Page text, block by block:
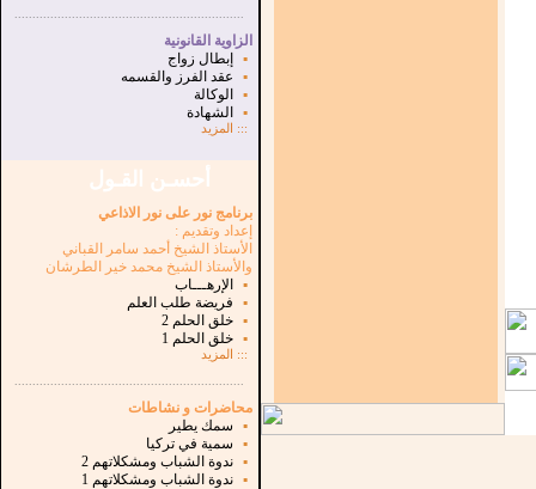
الزاوية القانونية
▪
إبطال زواج
▪
عقد الفرز والقسمه
▪
الوكالة
▪
الشهادة
::: المزيد
أحسـن القـول
برنامج نور على نور الاذاعي
إعداد وتقديم :
الأستاذ الشيخ أحمد سامر القباني
والأستاذ الشيخ محمد خير الطرشان
▪
الإرهـــاب
▪
فريضة طلب العلم
▪
خلق الحلم 2
▪
خلق الحلم 1
:::
المزيد
محاضرات و نشاطات
▪
سمك يطير
▪
سمية في تركيا
▪
ندوة الشباب ومشكلاتهم 2
▪
ندوة الشباب ومشكلاتهم 1